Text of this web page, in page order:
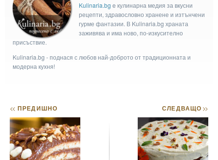
Kulinaria.bg e кулинарна медия за вкусни
рецепти, здравословно хранене и изтънчени
гурме фантазии. В Kulinaria.bg храната
заживява и има ново, по-изкусително
присъствие.
Kulinaria.bg - поднася с любов най-доброто от традиционната и
модерна кухня!
<< ПРЕДИШНО СЛЕДВАЩО>>